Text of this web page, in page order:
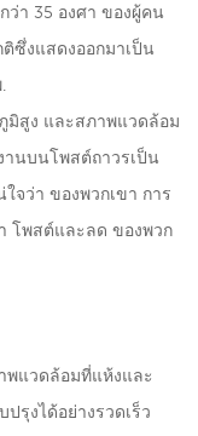
า 35 องศา ของผู้คน
ซึ่งแสดงออกมาเป็น
สูง และสภาพแวดล้อม
านบนโพสต์ถาวรเป็น
จว่า ของพวกเขา การ
โพสต์และลด ของพวก
พแวดล้อมที่แห้งและ
รุงได้อย่างรวดเร็ว